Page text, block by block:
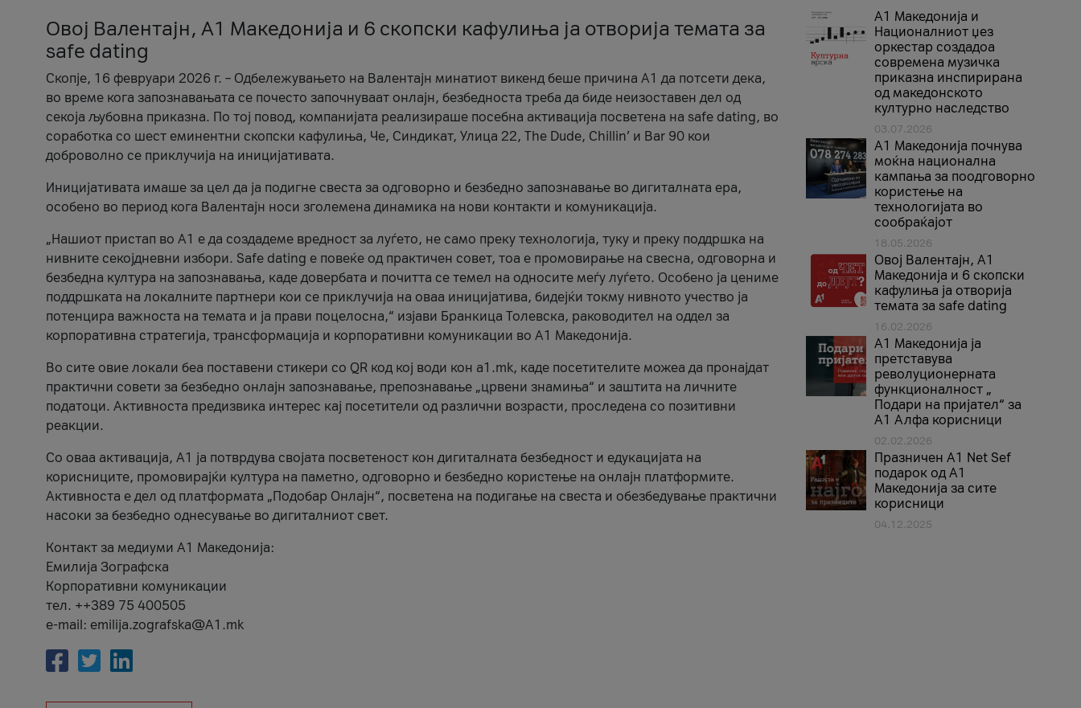
Овој Валентајн, A1 Македонија и 6 скопски кафулиња ја отворија темата за
safe dating
Скопје, 16 февруари 2026 г. – Одбележувањето на Валентајн минатиот викенд беше причина А1 да потсети дека,
во време кога запознавањата се почесто започнуваат онлајн, безбедноста треба да биде неизоставен дел од
секоја љубовна приказна. По тој повод, компанијата реализираше посебна активација посветена на safe dating, во
соработка со шест еминентни скопски кафулиња, Че, Синдикат, Улица 22, The Dude, Chillin’ и Bar 90 кои
доброволно се приклучија на иницијативата.
Иницијативата имаше за цел да ја подигне свеста за одговорно и безбедно запознавање во дигиталната ера,
особено во период кога Валентајн носи зголемена динамика на нови контакти и комуникација.
„Нашиот пристап во А1 е да создадеме вредност за луѓето, не само преку технологија, туку и преку поддршка на
нивните секојдневни избори. Safe dating е повеќе од практичен совет, тоа е промовирање на свесна, одговорна и
безбедна култура на запознавања, каде довербата и почитта се темел на односите меѓу луѓето. Особено ја цениме
поддршката на локалните партнери кои се приклучија на оваа иницијатива, бидејќи токму нивното учество ја
потенцира важноста на темата и ја прави поцелосна,“ изјави Бранкица Толевска, раководител на оддел за
корпоративна стратегија, трансформација и корпоративни комуникации во А1 Македонија.
Во сите овие локали беа поставени стикери со QR код кој води кон a1.mk, каде посетителите можеа да пронајдат
практични совети за безбедно онлајн запознавање, препознавање „црвени знамиња“ и заштита на личните
податоци. Активноста предизвика интерес кај посетители од различни возрасти, проследена со позитивни
реакции.
Со оваа активација, А1 ја потврдува својата посветеност кон дигиталната безбедност и едукацијата на
корисниците, промовирајќи култура на паметно, одговорно и безбедно користење на онлајн платформите.
Активноста е дел од платформата „Подобар Онлајн“, посветена на подигање на свеста и обезбедување практични
насоки за безбедно однесување во дигиталниот свет.
Контакт за медиуми А1 Македонија:
Емилија Зографска
Корпоративни комуникации
тел. ++389 75 400505
e-mail: emilija.zografska@A1.mk
А1 Македонија и
Националниот џез
оркестар создадоа
современа музичка
приказна инспирирана
од македонското
културно наследство
03.07.2026
A1 Македонија почнува
моќна национална
кампања за поодговорно
користење на
технологијата во
сообраќајот
18.05.2026
Овој Валентајн, A1
Македонија и 6 скопски
кафулиња ја отворија
темата за safe dating
16.02.2026
А1 Македонија ја
претставува
револуционерната
функционалност „
Подари на пријател“ за
А1 Алфа корисници
02.02.2026
Празничен A1 Net Sеf
подарок од А1
Македонија за сите
корисници
04.12.2025